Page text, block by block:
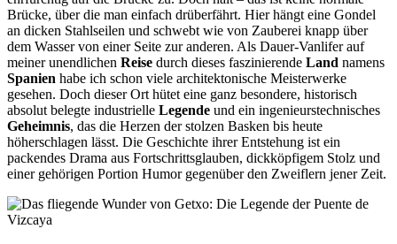
Brücke, über die man einfach drüberfährt. Hier hängt eine Gondel
an dicken Stahlseilen und schwebt wie von Zauberei knapp über
dem Wasser von einer Seite zur anderen. Als Dauer-Vanlifer auf
meiner unendlichen Reise durch dieses faszinierende Land namens
Spanien habe ich schon viele architektonische Meisterwerke
gesehen. Doch dieser Ort hütet eine ganz besondere, historisch
absolut belegte industrielle Legende und ein ingenieurstechnisches
Geheimnis, das die Herzen der stolzen Basken bis heute
höherschlagen lässt. Die Geschichte ihrer Entstehung ist ein
packendes Drama aus Fortschrittsglauben, dickköpfigem Stolz und
einer gehörigen Portion Humor gegenüber den Zweiflern jener Zeit.